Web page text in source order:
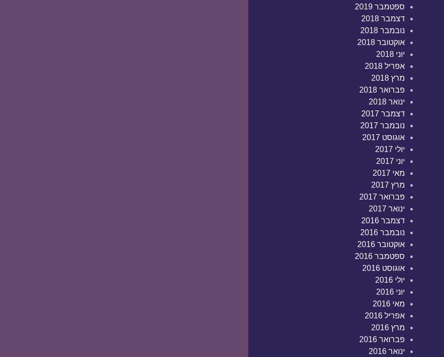
ספטמבר 2019
דצמבר 2018
נובמבר 2018
אוקטובר 2018
יוני 2018
אפריל 2018
מרץ 2018
פברואר 2018
ינואר 2018
דצמבר 2017
נובמבר 2017
אוגוסט 2017
יולי 2017
יוני 2017
מאי 2017
מרץ 2017
פברואר 2017
ינואר 2017
דצמבר 2016
נובמבר 2016
אוקטובר 2016
ספטמבר 2016
אוגוסט 2016
יולי 2016
יוני 2016
מאי 2016
אפריל 2016
מרץ 2016
פברואר 2016
ינואר 2016